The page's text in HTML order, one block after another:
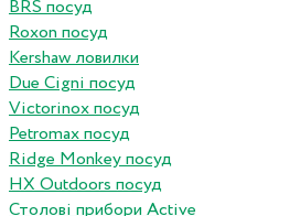
BRS посуд
Roxon посуд
Kershaw ловилки
Due Cigni посуд
Victorinox посуд
Petromax посуд
Ridge Monkey посуд
HX Outdoors посуд
Столові прибори Active